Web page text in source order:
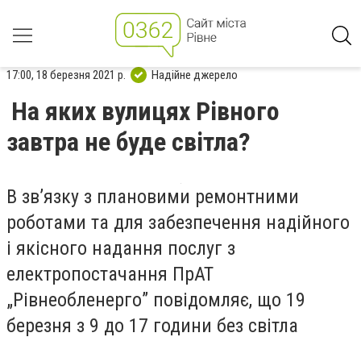
17:00, 18 березня 2021 р. Надійне джерело
На яких вулицях Рівного
завтра не буде світла?
В зв’язку з плановими ремонтними
роботами та для забезпечення надійного
і якісного надання послуг з
електропостачання ПрАТ
„Рівнеобленерго” повідомляє, що 19
березня з 9 до 17 години без світла